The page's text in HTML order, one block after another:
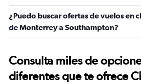
¿Puedo buscar ofertas de vuelos en
de Monterrey a Southampton?
Consulta miles de
diferentes que te ofrece